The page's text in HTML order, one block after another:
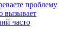
проблему
вызывает
часто